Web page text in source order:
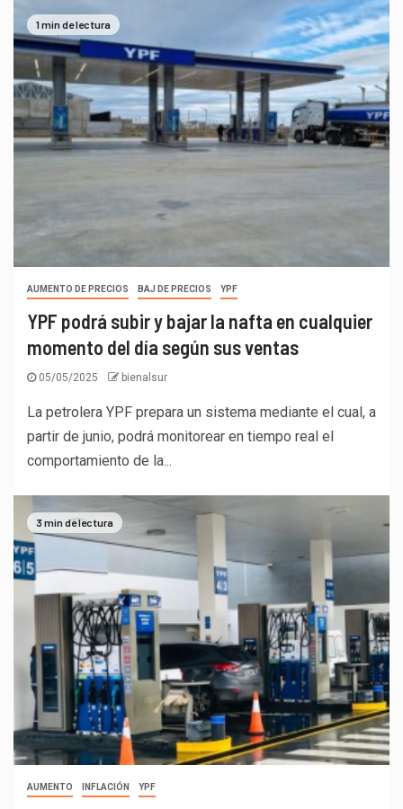
1 min de lectura
AUMENTO DE PRECIOS BAJ DE PRECIOS YPF
YPF podrá subir y bajar la nafta en cualquier
momento del día según sus ventas
05/05/2025 bienalsur
La petrolera YPF prepara un sistema mediante el cual, a
partir de junio, podrá monitorear en tiempo real el
comportamiento de la...
3 min de lectura
AUMENTO INFLACIÓN YPF